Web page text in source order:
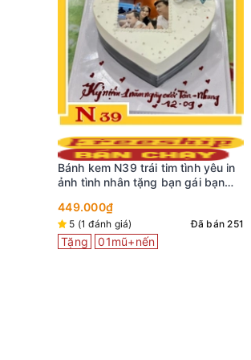
Bánh kem N36 in hình tặng sếp
style sang trọng cho nam khuôn
hình vuông
5 (1 đánh giá)
Tặng 01mũ+nến